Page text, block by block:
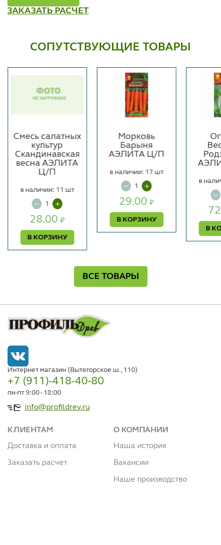
ЗАКАЗАТЬ РАСЧЕТ
СОПУТСТВУЮЩИЕ ТОВАРЫ
Смесь салатных
культур
Скандинавская
весна АЭЛИТА
Ц/П
28.00₽
В КОРЗИНУ
в наличии: 11 шт
Морковь
Барыня
АЭЛИТА Ц/П
29.00₽
В КОРЗИНУ
в наличии: 17 шт
В
в
ВСЕ ТОВАРЫ
Интернет магазин (Вытегорское ш., 110)
+7 (911)-418-40-80
пн-пт 9:00 - 18:00
info@profildrev.ru
КЛИЕНТАМ
Доставка и оплата
Заказать расчет
О КОМПАНИИ
Наша история
Вакансии
Наше производство